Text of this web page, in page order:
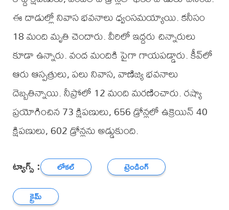
ఈ దాడుల్లో నివాస భవనాలు ధ్వంసమయ్యాయి. కనీసం
18 మంది మృతి చెందారు. వీరిలో ఇద్దరు చిన్నారులు
కూడా ఉన్నారు. వంద మందికి పైగా గాయపడ్డారు. కీవ్‌లో
ఆరు ఆస్పత్రులు, పలు నివాస, వాణిజ్య భవనాలు
దెబ్బతిన్నాయి. నీప్రోలో 12 మంది మరణించారు. రష్యా
ప్రయోగించిన 73 క్షిపణులు, 656 డ్రోన్లలో ఉక్రెయిన్ 40
క్షిపణులు, 602 డ్రోన్లను అడ్డుకుంది.
ట్యాగ్స్ : లోకల్
ట్రెండింగ్
క్రైమ్